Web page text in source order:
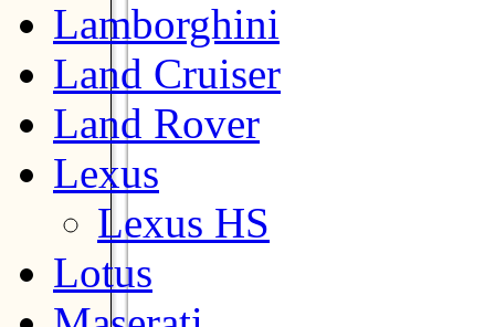
Lamborghini
Land Cruiser
Land Rover
Lexus
Lexus HS
Lotus